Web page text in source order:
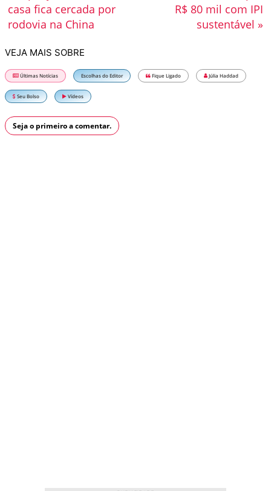
R$ 80 mil com IPI
sustentável »
casa fica cercada por
rodovia na China
VEJA MAIS SOBRE
Últimas Notícias Escolhas do Editor Fique Ligado Júlia Haddad
Seu Bolso Vídeos
Seja o primeiro a comentar.